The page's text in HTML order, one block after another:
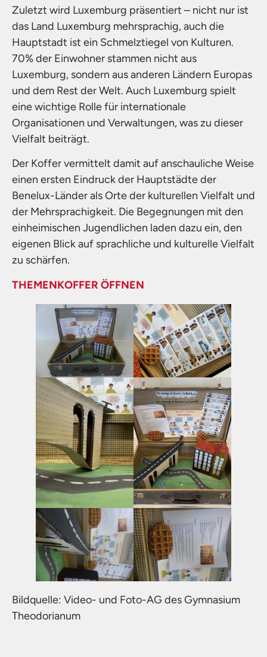
Zuletzt wird Luxemburg präsentiert – nicht nur ist
das Land Luxemburg mehrsprachig, auch die
Hauptstadt ist ein Schmelztiegel von Kulturen.
70% der Einwohner stammen nicht aus
Luxemburg, sondern aus anderen Ländern Europas
und dem Rest der Welt. Auch Luxemburg spielt
eine wichtige Rolle für internationale
Organisationen und Verwaltungen, was zu dieser
Vielfalt beiträgt.
Der Koffer vermittelt damit auf anschauliche Weise
einen ersten Eindruck der Hauptstädte der
Benelux-Länder als Orte der kulturellen Vielfalt und
der Mehrsprachigkeit. Die Begegnungen mit den
einheimischen Jugendlichen laden dazu ein, den
eigenen Blick auf sprachliche und kulturelle Vielfalt
zu schärfen.
THEMENKOFFER ÖFFNEN
Bildquelle: Video- und Foto-AG des Gymnasium
Theodorianum